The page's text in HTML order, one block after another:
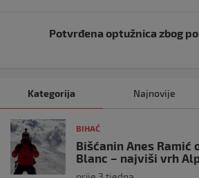
Potvrđena optužnica zbog
Kategorija Najnovije
BIHAĆ
Bišćanin Anes Ramić
Blanc – najviši vrh